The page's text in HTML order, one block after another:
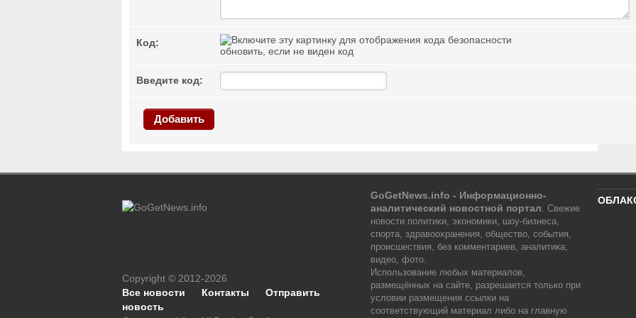
Код:
обновить, если не виден код
Введите код:
Добавить
Copyright © 2012-2026
Все новости
Контакты
Отправить
новость
GoGetNews.info - Информационно-
аналитический новостной портал. Свежие
новости политики, экономики, шоу-бизнеса,
спорта, здравоохранения, общество, события,
происшествия, без комментариев, аналитика,
видео, фото.
Использование любых материалов,
размещённых на сайте, разрешается только при
условии размещения ссылки на
соответствующий материал либо на главную